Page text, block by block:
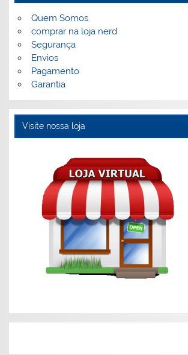
Quem Somos
comprar na loja nerd
Segurança
Envios
Pagamento
Garantia
Visite nossa loja